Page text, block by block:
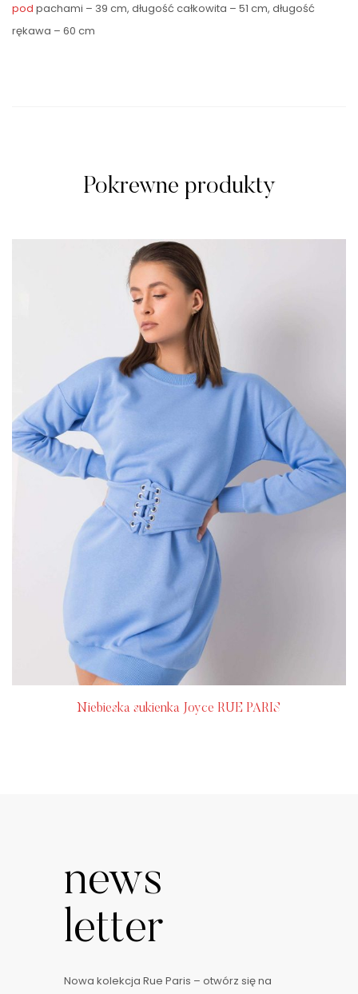
pod pachami – 39 cm, długość całkowita – 51 cm, długość
rękawa – 60 cm
Pokrewne produkty
Niebieska sukienka Joyce RUE PARIS
news
letter
Nowa kolekcja Rue Paris – otwórz się na